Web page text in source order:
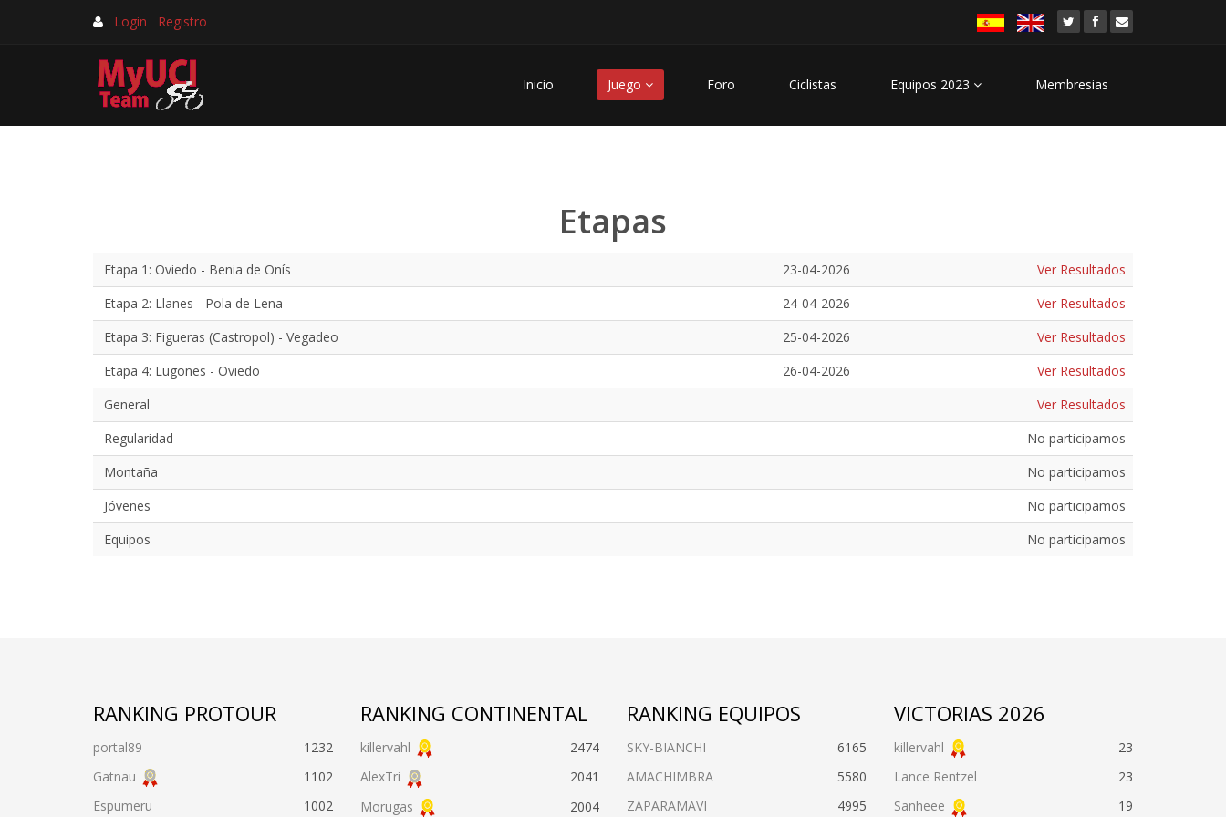
Login Registro
Inicio Juego Foro Ciclistas Equipos 2023 Membresias
Etapas
Etapa 1: Oviedo - Benia de Onís 23-04-2026
Ver Resultados
Etapa 2: Llanes - Pola de Lena
24-04-2026
Ver Resultados
Etapa 3: Figueras (Castropol) - Vegadeo
25-04-2026
Ver Resultados
Etapa 4: Lugones - Oviedo
26-04-2026
Ver Resultados
General
Ver Resultados
Regularidad
No participamos
Montaña
No participamos
Jóvenes
No participamos
Equipos
No participamos
RANKING PROTOUR
portal89
1232
Gatnau
1102
Espumeru
1002
RANKING CONTINENTAL
killervahl
2474
AlexTri
2041
Morugas
2004
RANKING EQUIPOS
SKY-BIANCHI
6165
AMACHIMBRA
5580
ZAPARAMAVI
4995
VICTORIAS 2026
killervahl
23
Lance Rentzel
23
Sanheee
19